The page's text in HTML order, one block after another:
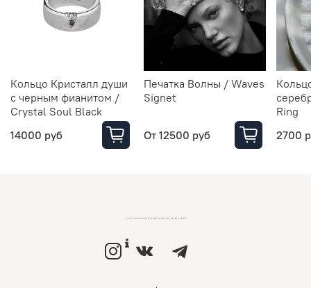
Кольцо Кристалл души
с черным фианитом /
Crystal Soul Black
14000 руб
Печатка Волны / Waves
Signet
От 12500 руб
Ring
2700